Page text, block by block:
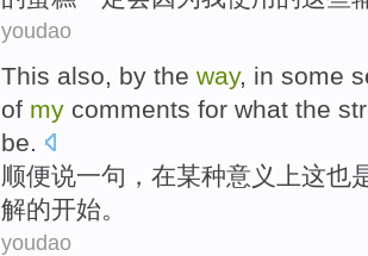
youdao
This also, by the way, in some
of my comments for what the
be.
顺便说一句， 在某种意义上这也
解的开始。
youdao